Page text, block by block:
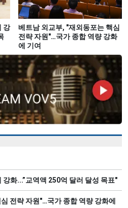
강
베트남 외교부, "재외동포는 핵심
전략 자원"…국가 종합 역량 강화
에 기여
화...”교역액 250억 달러 달성 목표"
전략 자원"…국가 종합 역량 강화에